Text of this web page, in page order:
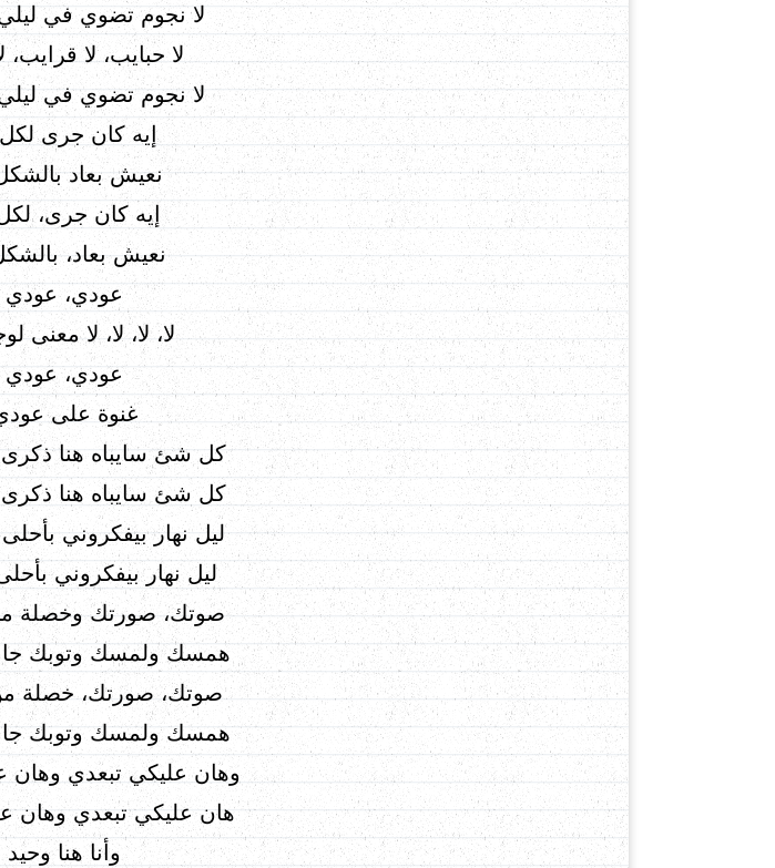
لا نجوم تضوي في
لا حبايب، لا قرايب،
لا نجوم تضوي في
إيه كان جرى
نعيش بعاد
إيه كان جرى،
نعيش بعاد،
عودي، عودي
لا، لا، لا، لا معنى
عودي، عودي
غنوة على
كل شئ سايباه هنا ذكرى
كل شئ سايباه هنا ذكرى
ليل نهار بيفكروني
ليل نهار بيفكروني بأحلى
صوتك، صورتك وخصلة
همسك ولمسك وتوبك
صوتك، صورتك، خصلة
همسك ولمسك وتوبك
وهان عليكي تبعدي وهان
هان عليكي تبعدي وهان
وأنا هنا وحيد